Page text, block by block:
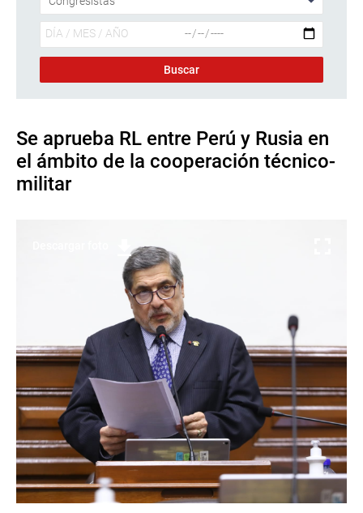
Se aprueba RL entre Perú y Rusia en
el ámbito de la cooperación técnico-
militar